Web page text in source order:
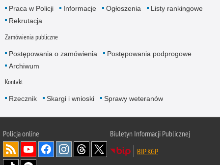
Praca w Policji Informacje Ogłoszenia
Listy rankingowe
Rekrutacja
Zamówienia publiczne
Postępowania o zamówienia
Postępowania podprogowe
Archiwum
Kontakt
Rzecznik Skargi i wnioski Sprawy weteranów
Policjaonline
Biuletyn Informacji Publicznej
BIP KGP